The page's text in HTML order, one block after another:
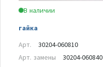
В наличии
гайка
Арт.
30204-060810
Арт. замены
30204-060840